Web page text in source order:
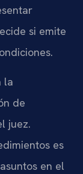
si emite
la
de
juez.
es
en el